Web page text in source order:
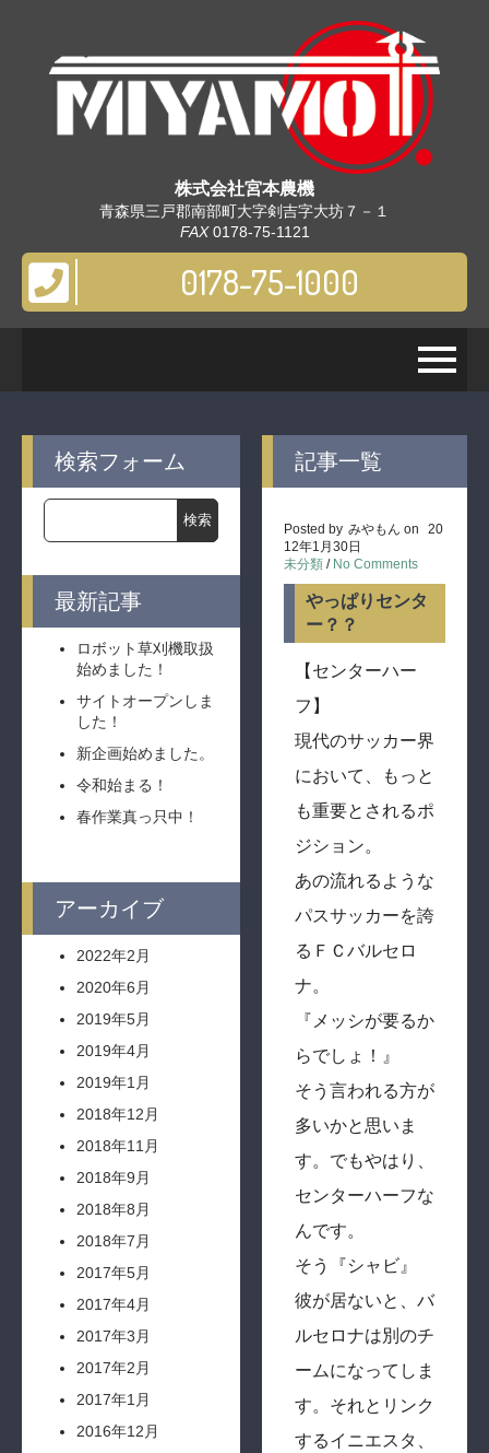
株式会社宮本農機
青森県三戸郡南部町大字剣吉字大坊７－１
FAX 0178-75-1121
0178-75-1000
検索フォーム
最新記事
ロボット草刈機取扱
始めました！
サイトオープンしま
した！
新企画始めました。
令和始まる！
春作業真っ只中！
アーカイブ
2022年2月
2020年6月
2019年5月
2019年4月
2019年1月
2018年12月
2018年11月
2018年9月
2018年8月
2018年7月
2017年5月
2017年4月
2017年3月
2017年2月
2017年1月
2016年12月
記事一覧
Posted by みやもん on
20
12年1月30日
未分類 / No Comments
やっぱりセンタ
ー？？
【センターハー
フ】
現代のサッカー界
において、もっと
も重要とされるポ
ジション。
あの流れるような
パスサッカーを誇
るＦＣバルセロ
ナ。
『メッシが要るか
らでしょ！』
そう言われる方が
多いかと思いま
す。でもやはり、
センターハーフな
んです。
そう『シャビ』
彼が居ないと、バ
ルセロナは別のチ
ームになってしま
す。それとリンク
するイニエスタ、